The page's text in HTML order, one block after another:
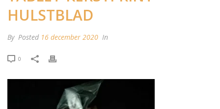
HULSTBLAD
By Posted 16 december 2020 In
0